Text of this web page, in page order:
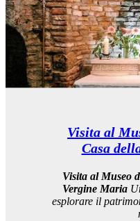
Visita al
Casa
Visita al Museo
Vergine Maria
esplorare il